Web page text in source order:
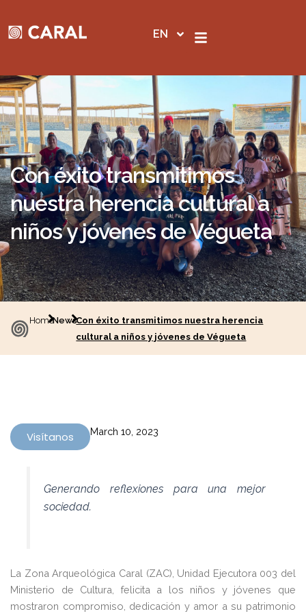
to
content
EN
Con éxito transmitimos
nuestra herencia cultural a
niños y jóvenes de Végueta
HomeNewsCon éxito transmitimos nuestra herencia
cultural a niños y jóvenes de Végueta
Visítanos March 10, 2023
Generando reflexiones para una mejor
sociedad.
La Zona Arqueológica Caral (ZAC), Unidad Ejecutora 003 del
Ministerio de Cultura, felicita a los niños y jóvenes que
mostraron compromiso, dedicación y amor a su patrimonio